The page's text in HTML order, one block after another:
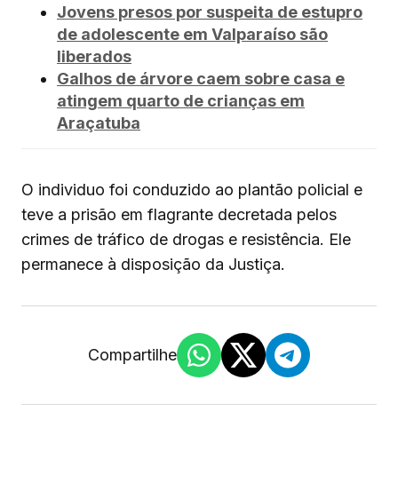
Jovens presos por suspeita de estupro
de adolescente em Valparaíso são
liberados
Galhos de árvore caem sobre casa e
atingem quarto de crianças em
Araçatuba
O individuo foi conduzido ao plantão policial e
teve a prisão em flagrante decretada pelos
crimes de tráfico de drogas e resistência. Ele
permanece à disposição da Justiça.
Compartilhe